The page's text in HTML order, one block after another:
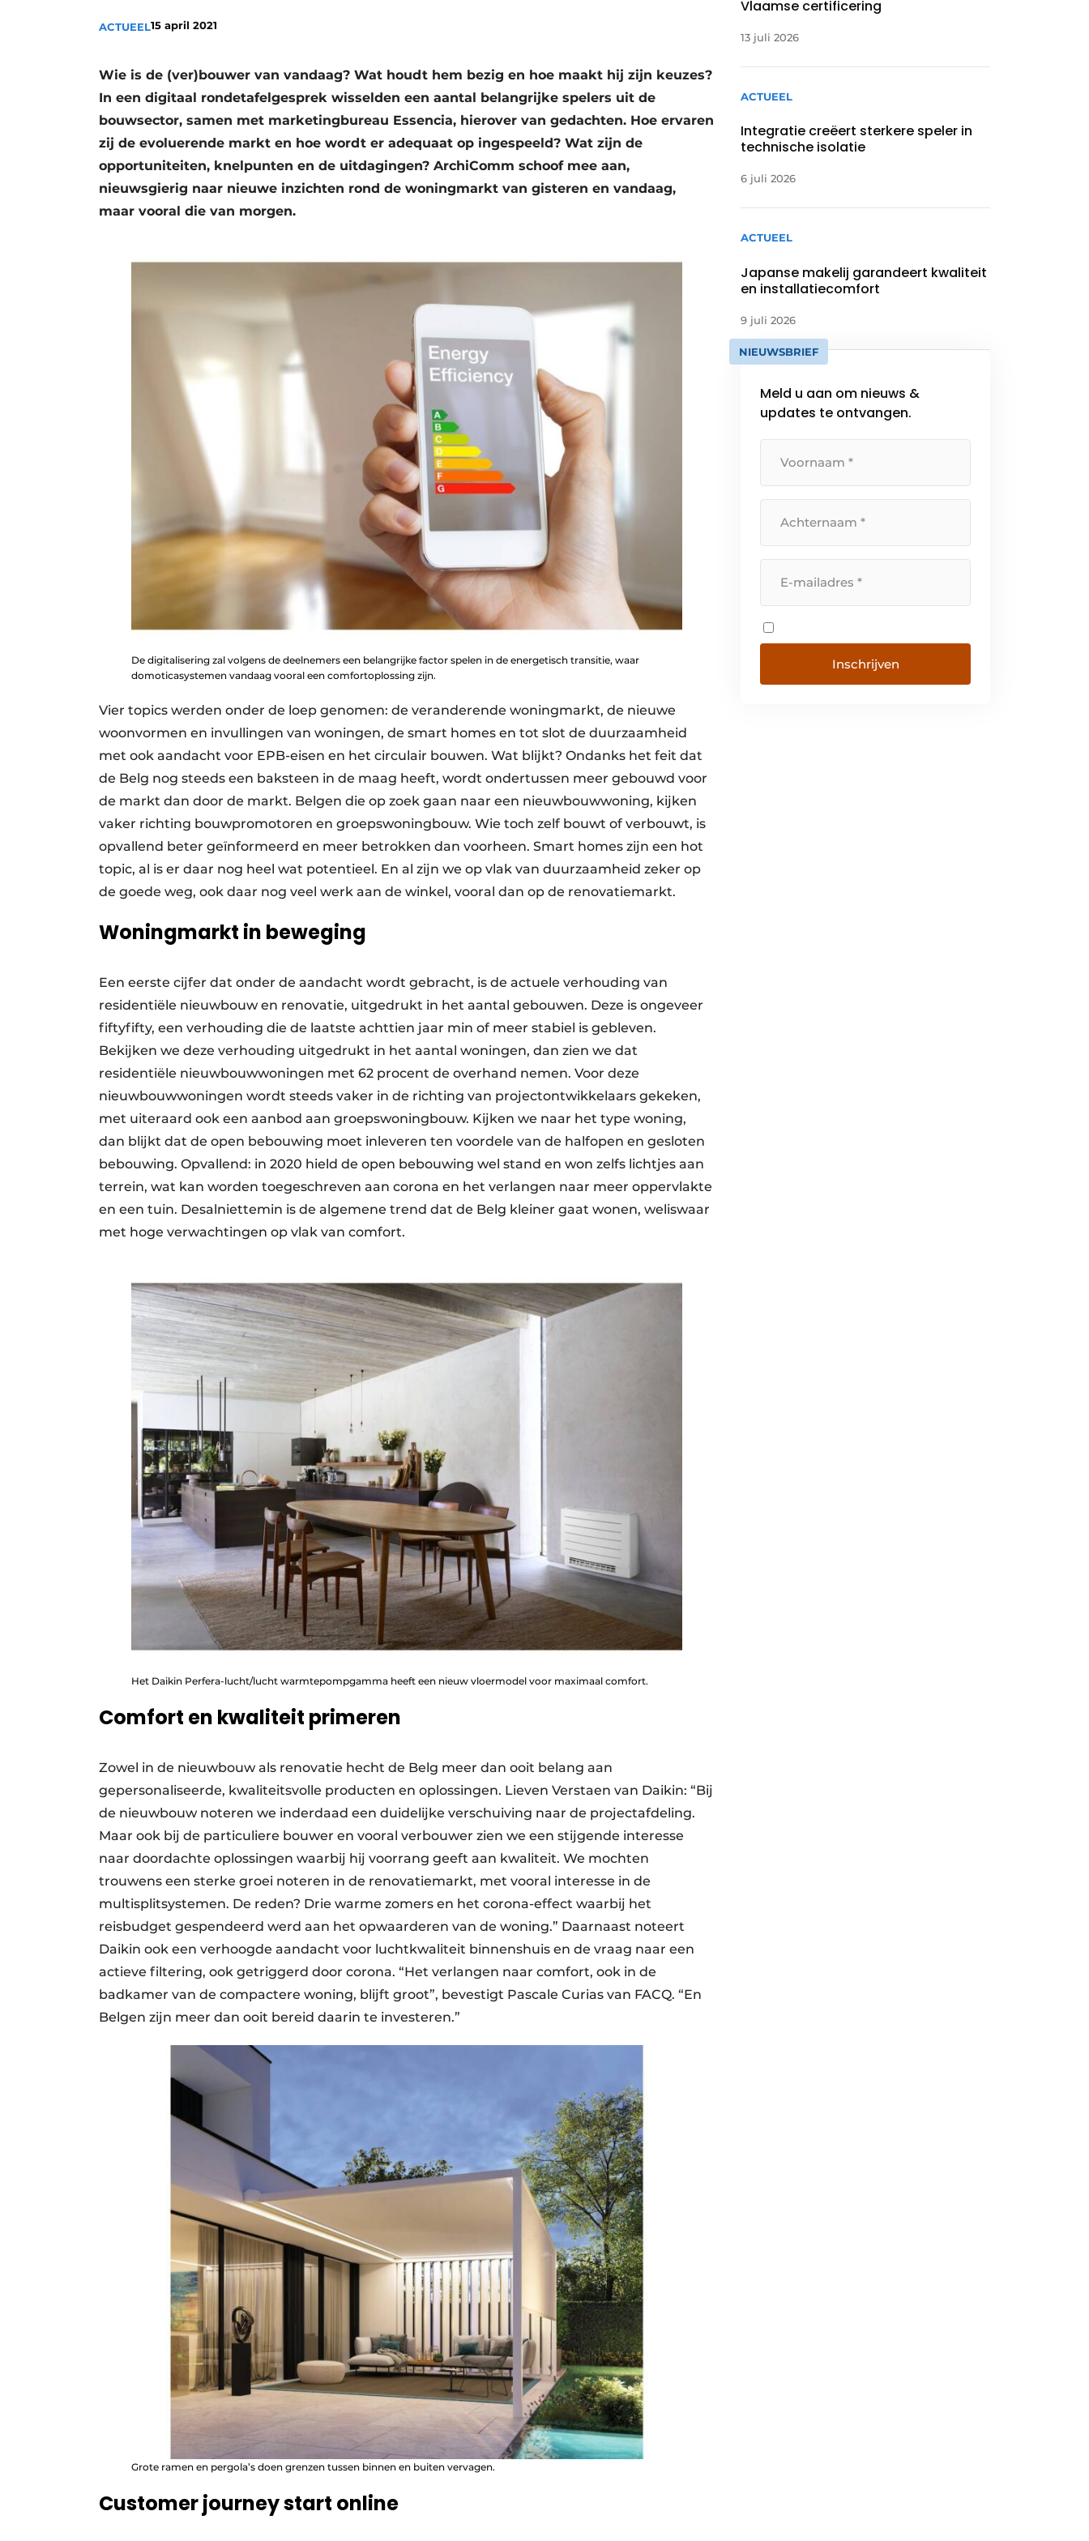
Vacature aanmelden
Video’s
ACTUEEL15 april 2021
Wie is de (ver)bouwer van vandaag? Wat houdt hem bezig en hoe maakt hij zijn keuzes?
In een digitaal rondetafelgesprek wisselden een aantal belangrijke spelers uit de
bouwsector, samen met marketingbureau Essencia, hierover van gedachten. Hoe ervaren
zij de evoluerende markt en hoe wordt er adequaat op ingespeeld? Wat zijn de
opportuniteiten, knelpunten en de uitdagingen? ArchiComm schoof mee aan,
nieuwsgierig naar nieuwe inzichten rond de woningmarkt van gisteren en vandaag,
maar vooral die van morgen.
De digitalisering zal volgens de deelnemers een belangrijke factor spelen in de energetisch transitie, waar
domoticasystemen vandaag vooral een comfortoplossing zijn.
Vier topics werden onder de loep genomen: de veranderende woningmarkt, de nieuwe
woonvormen en invullingen van woningen, de smart homes en tot slot de duurzaamheid
met ook aandacht voor EPB-eisen en het circulair bouwen. Wat blijkt? Ondanks het feit dat
de Belg nog steeds een baksteen in de maag heeft, wordt ondertussen meer gebouwd voor
de markt dan door de markt. Belgen die op zoek gaan naar een nieuwbouwwoning, kijken
vaker richting bouwpromotoren en groepswoningbouw. Wie toch zelf bouwt of ­verbouwt, is
opvallend beter geïnformeerd en meer betrokken dan voorheen. Smart homes zijn een hot
topic, al is er daar nog heel wat potentieel. En al zijn we op vlak van duurzaamheid zeker op
de goede weg, ook daar nog veel werk aan de winkel, vooral dan op de renovatiemarkt.
Woningmarkt in beweging
Een eerste cijfer dat onder de aandacht wordt gebracht, is de actuele verhouding van
residentiële nieuwbouw en renovatie, uitgedrukt in het aantal gebouwen. Deze is ongeveer
fiftyfifty, een verhouding die de laatste achttien jaar min of meer stabiel is gebleven.
Bekijken we deze verhouding uitgedrukt in het aantal woningen, dan zien we dat
residentiële nieuwbouwwoningen met 62 procent de overhand nemen. Voor deze
nieuwbouwwoningen wordt steeds vaker in de richting van projectontwikkelaars gekeken,
met uiteraard ook een aanbod aan groepswoningbouw. Kijken we naar het type woning,
dan blijkt dat de open bebouwing moet inleveren ten voordele van de halfopen en gesloten
bebouwing. Op­vallend: in 2020 hield de open bebouwing wel stand en won zelfs lichtjes aan
terrein, wat kan worden toegeschreven aan corona en het verlangen naar meer oppervlakte
en een tuin. Desalniettemin is de algemene trend dat de Belg kleiner gaat ­wonen, weliswaar
met hoge verwachtingen op vlak van comfort.
Het Daikin Perfera-lucht/lucht warmtepompgamma heeft een nieuw vloermodel voor maximaal comfort.
Comfort en kwaliteit primeren
Zowel in de nieuwbouw als renovatie hecht de Belg meer dan ooit belang aan
gepersonaliseerde, kwaliteitsvolle producten en oplossingen. Lieven Verstaen van Daikin: “Bij
de nieuwbouw noteren we inderdaad een duidelijke verschuiving naar de projectafdeling.
Maar ook bij de particuliere bouwer en vooral verbouwer zien we een stijgende interesse
naar doordachte ­oplossingen waarbij hij voorrang geeft aan kwaliteit. We mochten
trouwens een sterke groei noteren in de r­enovatiemarkt, met vooral interesse in de
multisplitsystemen. De reden? Drie warme zomers en het corona-effect waarbij het
reisbudget gespendeerd werd aan het opwaarderen van de woning.” Daarnaast noteert
Daikin ook een verhoogde aandacht voor luchtkwaliteit binnenshuis en de vraag naar een
actieve filtering, ook getriggerd door ­corona. “Het verlangen naar comfort, ook in de
badkamer van de compactere woning, blijft groot”, bevestigt Pascale Curias van FACQ. “En
Belgen zijn meer dan ooit bereid daarin te investeren.”
Grote ramen en pergola’s doen grenzen tussen binnen en buiten vervagen.
Customer journey start online
Vlaamse certificering
13 juli 2026
ACTUEEL
Integratie creëert sterkere speler in
technische isolatie
6 juli 2026
ACTUEEL
Japanse makelij garandeert kwaliteit
en installatiecomfort
9 juli 2026
NIEUWSBRIEF
Meld u aan om nieuws &
updates te ontvangen.